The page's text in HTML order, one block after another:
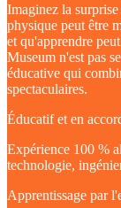
Imaginez la
physique peut être
et qu'apprendre
Museum n'est pas
éducative qui
spectaculaires.
Éducatif et en
Expérience 100 %
technologie,
Apprentissage par